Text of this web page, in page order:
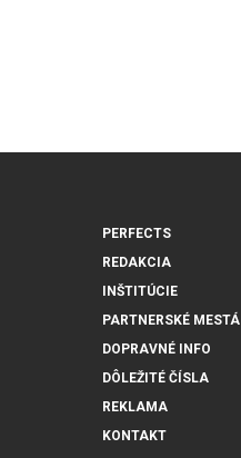
PERFECTS
REDAKCIA
INŠTITÚCIE
PARTNERSKÉ MESTÁ
DOPRAVNÉ INFO
DÔLEŽITÉ ČÍSLA
REKLAMA
KONTAKT